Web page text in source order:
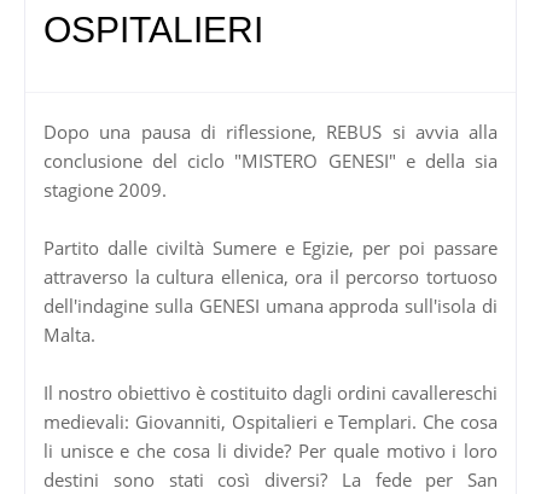
OSPITALIERI
Dopo una pausa di riflessione, REBUS si avvia alla
conclusione del ciclo "MISTERO GENESI" e della sia
stagione 2009.
Partito dalle civiltà Sumere e Egizie, per poi passare
attraverso la cultura ellenica, ora il percorso tortuoso
dell'indagine sulla GENESI umana approda sull'isola di
Malta.
Il nostro obiettivo è costituito dagli ordini cavallereschi
medievali: Giovanniti, Ospitalieri e Templari. Che cosa
li unisce e che cosa li divide? Per quale motivo i loro
destini sono stati così diversi? La fede per San